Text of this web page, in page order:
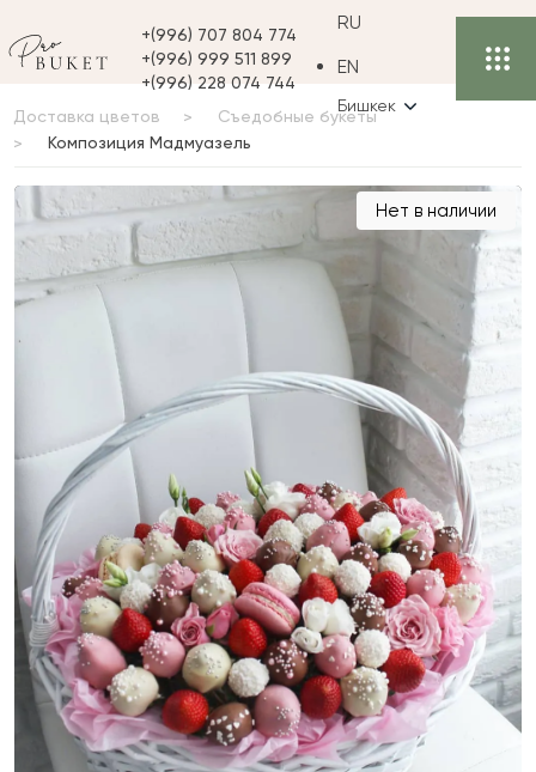
+(996) 707 804 774
+(996) 999 511 899
+(996) 228 074 744
RU
EN
Бишкек
Доставка цветов
Съедобные букеты
Композиция Мадмуазель‎
Нет в наличии